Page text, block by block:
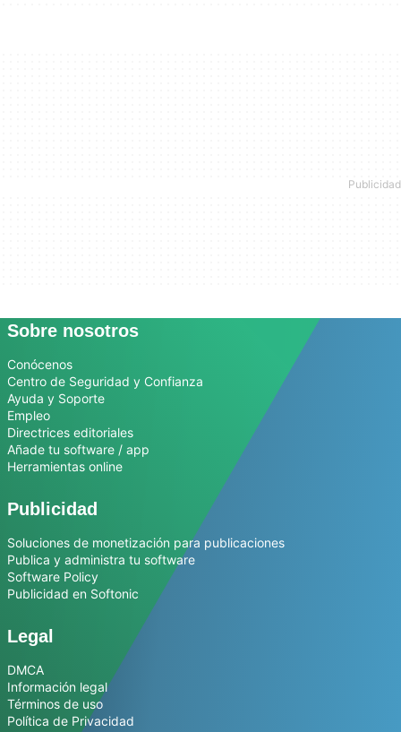
Sobre nosotros
Conócenos
Centro de Seguridad y Confianza
Ayuda y Soporte
Empleo
Directrices editoriales
Añade tu software / app
Herramientas online
Publicidad
Soluciones de monetización para publicaciones
Publica y administra tu software
Software Policy
Publicidad en Softonic
Legal
DMCA
Información legal
Términos de uso
Política de Privacidad